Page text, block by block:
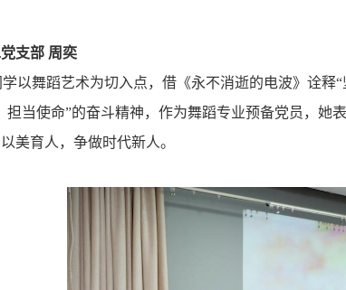
支部 周奕
学以舞蹈艺术为切入点，借《永不消逝的电波》诠释
担当使命”的奋斗精神，作为舞蹈专业预备党员，她
美育人，争做时代新人。